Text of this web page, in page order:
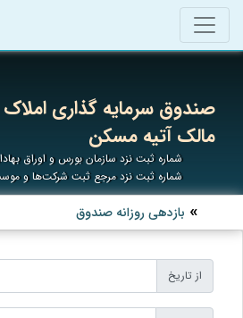
صندوق سرمایه‌ گذاری
مالک آتیه مسکن
شماره ثبت نزد سازمان بورس و اوراق
شماره ثبت نزد مرجع ثبت شرکت‌ها و
بازدهی روزانه صندوق
از تاریخ